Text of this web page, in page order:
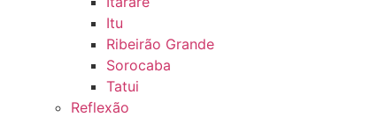
Itu
Ribeirão Grande
Sorocaba
Tatui
Reflexão